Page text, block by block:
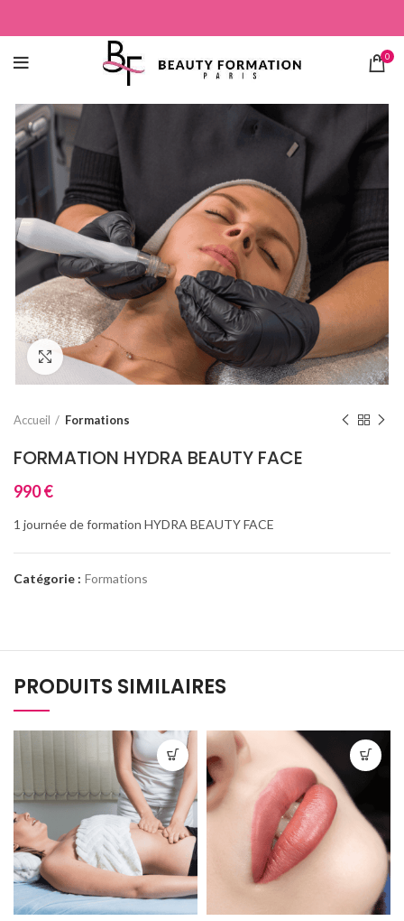
0
Click to enlarge
Accueil Formations
FORMATION HYDRA BEAUTY FACE
990€
1 journée de formation HYDRA BEAUTY FACE
Catégorie : Formations
PRODUITS SIMILAIRES